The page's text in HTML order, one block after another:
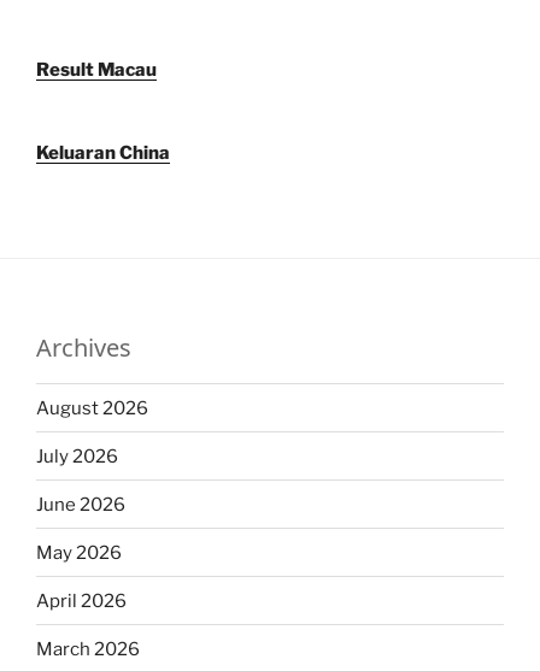
Result Macau
Keluaran China
Archives
August 2026
July 2026
June 2026
May 2026
April 2026
March 2026